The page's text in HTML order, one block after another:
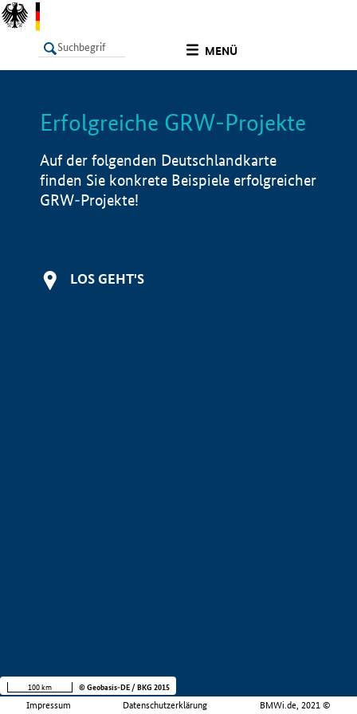
MENÜ
LISTE Info
Erfolgreiche GRW-Projekte
Auf der folgenden Deutschlandkarte
finden Sie konkrete Beispiele erfolgreicher
GRW-Projekte!
LOS GEHT'S
Impressum Datenschutzerklärung BMWi.de, 2021 ©
100 km © Geobasis-DE / BKG 2015